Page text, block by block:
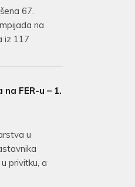
67.
na
iz 117
FER-u – 1.
u
privitku, a